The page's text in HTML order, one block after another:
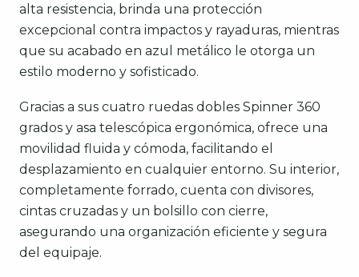
alta resistencia, brinda una protección
excepcional contra impactos y rayaduras, mientras
que su acabado en azul metálico le otorga un
estilo moderno y sofisticado.
Gracias a sus cuatro ruedas dobles Spinner 360
grados y asa telescópica ergonómica, ofrece una
movilidad fluida y cómoda, facilitando el
desplazamiento en cualquier entorno. Su interior,
completamente forrado, cuenta con divisores,
cintas cruzadas y un bolsillo con cierre,
asegurando una organización eficiente y segura
del equipaje.